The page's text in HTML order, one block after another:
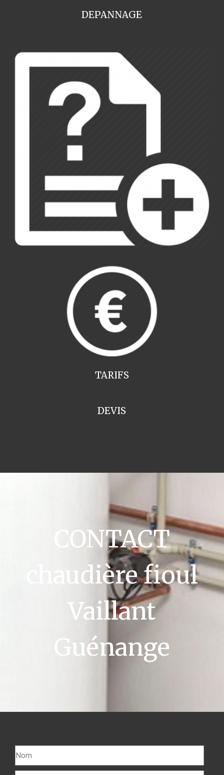
DEPANNAGE
TARIFS
DEVIS
CONTACT
chaudière fioul
Vaillant
Guénange